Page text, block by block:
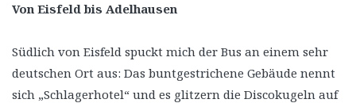
Von Eisfeld bis Adelhausen
Südlich von Eisfeld spuckt mich der Bus an einem sehr
deutschen Ort aus: Das buntgestrichene Gebäude nennt
sich „Schlagerhotel“ und es glitzern die Discokugeln auf